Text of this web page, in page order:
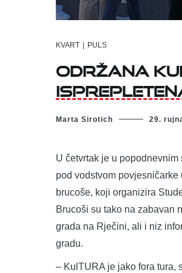
KVART | PULS
Održana
Marta Sirotich 29.
U četvrtak je u
pod vodstvom
brucoše, koji organizira
Brucoši su tako na zabavan
grada na Rječini, ali i niz
gradu.
– KulTURA je jako fora tura,